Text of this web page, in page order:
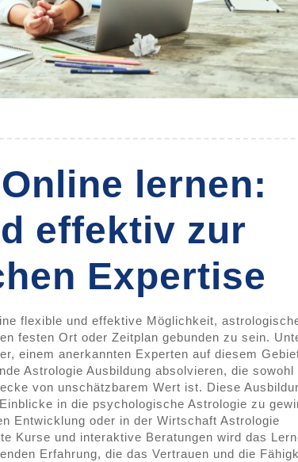
lernen:
effektiv zur
Expertise
flexible und effektive Möglichkeit,
festen Ort oder Zeitplan gebunden zu sein.
einem anerkannten Experten auf diesem
Astrologie Ausbildung absolvieren, die sowohl
von unschätzbarem Wert ist. Diese
in die psychologische Astrologie zu
Entwicklung oder in der Wirtschaft Astrologie
Kurse und interaktive Beratungen wird das
Erfahrung, die das Vertrauen und die